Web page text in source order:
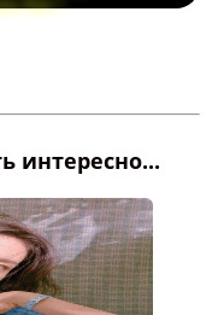
интересно...